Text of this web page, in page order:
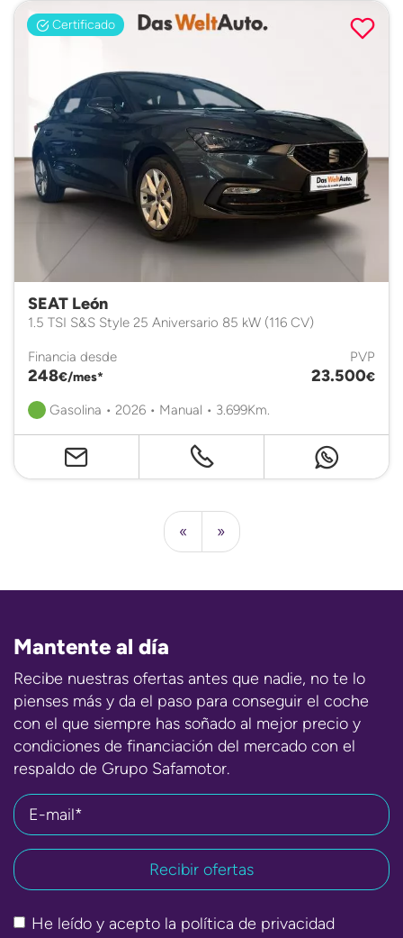
Certificado
SEAT León
1.5 TSI S&S Style 25 Aniversario 85 kW (116 CV)
Financia desde
248€/mes*
PVP
23.500€
Gasolina • 2026 • Manual • 3.699Km.
« »
Mantente al día
Recibe nuestras ofertas antes que nadie, no te lo
pienses más y da el paso para conseguir el coche
con el que siempre has soñado al mejor precio y
condiciones de financiación del mercado con el
respaldo de Grupo Safamotor.
E-mail*
He leído y acepto la política de privacidad